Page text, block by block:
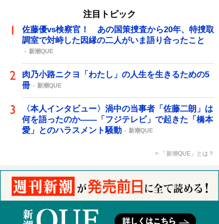
注目トピック
佐藤優vs検察官！ あの国策捜査から20年、特捜取
調室で対峙した因縁の二人がいま語り合ったこと
新潮QUE
肉乃小路ニクヨ「わたし」の人生を生きるための5
冊
新潮QUE
〈本人インタビュー〉渦中の当事者「佐藤二朗」は
何を語ったのか――「フジテレビ」で起きた「橋本
愛」とのハラスメント騒動
新潮QUE
「新潮QUE」とは？